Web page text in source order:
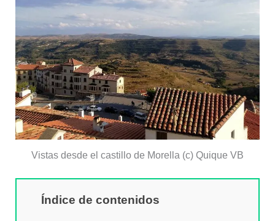
Vistas desde el castillo de Morella (c) Quique VB
Índice de contenidos